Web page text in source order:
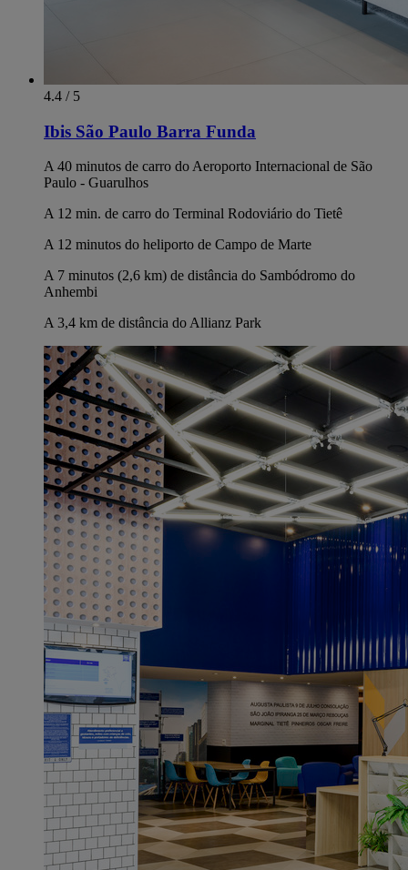
4.4 / 5
Ibis São Paulo Barra Funda
A 40 minutos de carro do Aeroporto Internacional de São
Paulo - Guarulhos
A 12 min. de carro do Terminal Rodoviário do Tietê
A 12 minutos do heliporto de Campo de Marte
A 7 minutos (2,6 km) de distância do Sambódromo do
Anhembi
A 3,4 km de distância do Allianz Park